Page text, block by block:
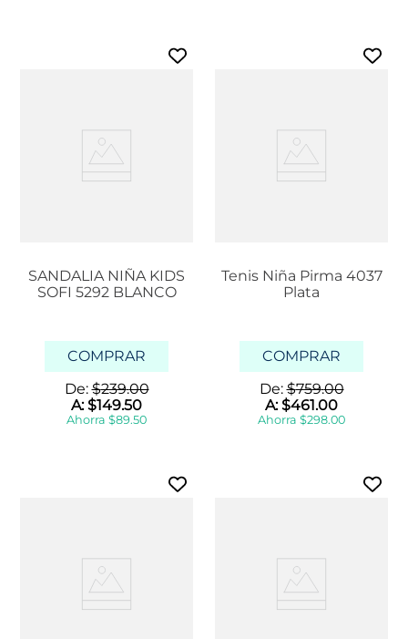
SANDALIA NIÑA KIDS
SOFI 5292 BLANCO
COMPRAR
De:$239.00
A:$149.50
Ahorra $89.50
Tenis Niña Pirma 4037
Plata
COMPRAR
De:$759.00
A:$461.00
Ahorra $298.00